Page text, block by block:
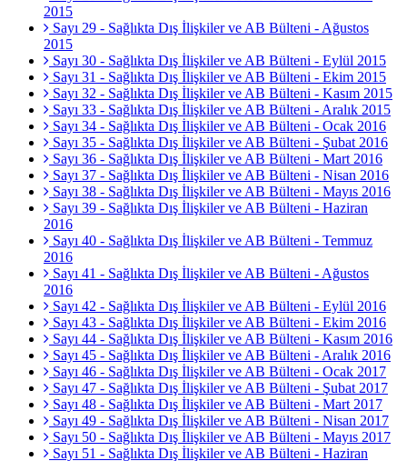
2015
Sayı 29 - Sağlıkta Dış İlişkiler ve AB Bülteni - Ağustos
2015
Sayı 30 - Sağlıkta Dış İlişkiler ve AB Bülteni - Eylül 2015
Sayı 31 - Sağlıkta Dış İlişkiler ve AB Bülteni - Ekim 2015
Sayı 32 - Sağlıkta Dış İlişkiler ve AB Bülteni - Kasım 2015
Sayı 33 - Sağlıkta Dış İlişkiler ve AB Bülteni - Aralık 2015
Sayı 34 - Sağlıkta Dış İlişkiler ve AB Bülteni - Ocak 2016
Sayı 35 - Sağlıkta Dış İlişkiler ve AB Bülteni - Şubat 2016
Sayı 36 - Sağlıkta Dış İlişkiler ve AB Bülteni - Mart 2016
Sayı 37 - Sağlıkta Dış İlişkiler ve AB Bülteni - Nisan 2016
Sayı 38 - Sağlıkta Dış İlişkiler ve AB Bülteni - Mayıs 2016
Sayı 39 - Sağlıkta Dış İlişkiler ve AB Bülteni - Haziran
2016
Sayı 40 - Sağlıkta Dış İlişkiler ve AB Bülteni - Temmuz
2016
Sayı 41 - Sağlıkta Dış İlişkiler ve AB Bülteni - Ağustos
2016
Sayı 42 - Sağlıkta Dış İlişkiler ve AB Bülteni - Eylül 2016
Sayı 43 - Sağlıkta Dış İlişkiler ve AB Bülteni - Ekim 2016
Sayı 44 - Sağlıkta Dış İlişkiler ve AB Bülteni - Kasım 2016
Sayı 45 - Sağlıkta Dış İlişkiler ve AB Bülteni - Aralık 2016
Sayı 46 - Sağlıkta Dış İlişkiler ve AB Bülteni - Ocak 2017
Sayı 47 - Sağlıkta Dış İlişkiler ve AB Bülteni - Şubat 2017
Sayı 48 - Sağlıkta Dış İlişkiler ve AB Bülteni - Mart 2017
Sayı 49 - Sağlıkta Dış İlişkiler ve AB Bülteni - Nisan 2017
Sayı 50 - Sağlıkta Dış İlişkiler ve AB Bülteni - Mayıs 2017
Sayı 51 - Sağlıkta Dış İlişkiler ve AB Bülteni - Haziran